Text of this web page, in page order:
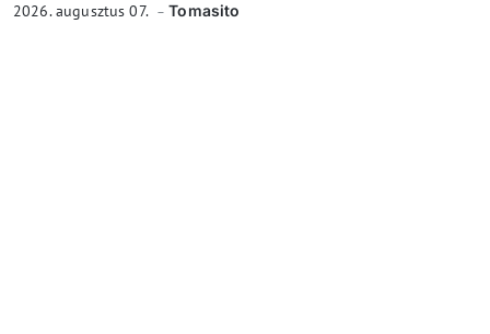
2026. augusztus 07. Tomasito